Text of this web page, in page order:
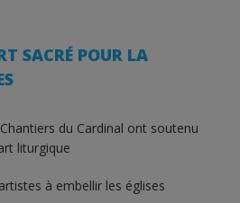
SACRÉ POUR LA
du Cardinal ont soutenu
liturgique
à embellir les églises